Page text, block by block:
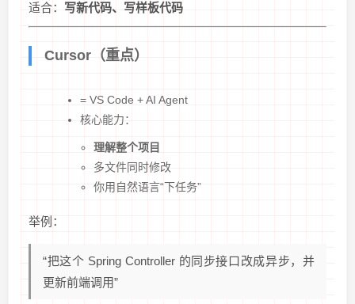
适合： 写新代码、写样板代码
Cursor（重点）
= VS Code + AI Agent
核心能力：
理解整个项目
多文件同时修改
你用自然语言“下任务”
举例：
“把这个 Spring Controller 的同步接口改成异步，并
更新前端调用”